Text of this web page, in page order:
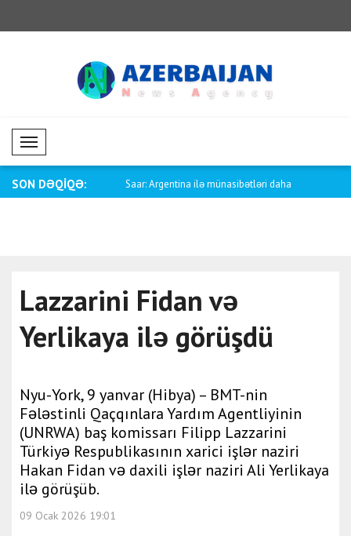
Mobil Menü
SON DƏQİQƏ:
Baqaeidən Trampa Saar: Argentina ilə münasibətləri daha
Lazzarini Fidan və
Yerlikaya ilə görüşdü
Nyu-York, 9 yanvar (Hibya) – BMT-nin
Fələstinli Qaçqınlara Yardım Agentliyinin
(UNRWA) baş komissarı Filipp Lazzarini
Türkiyə Respublikasının xarici işlər naziri
Hakan Fidan və daxili işlər naziri Ali Yerlikaya
ilə görüşüb.
09 Ocak 2026 19:01